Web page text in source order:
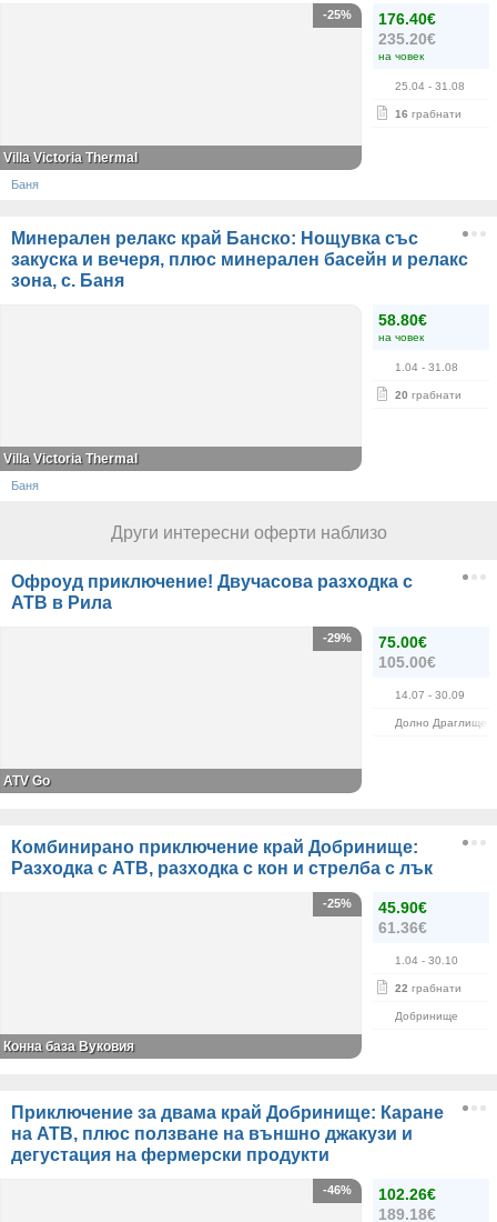
176.40€
235.20€
на човек
25.04 - 31.08
16 грабнати
-25%
Villa Victoria Thermal
Баня
Минерален релакс край Банско: Нощувка със
закуска и вечеря, плюс минерален басейн и релакс
зона, с. Баня
58.80€
на човек
1.04 - 31.08
20 грабнати
Villa Victoria Thermal
Баня
Други интересни оферти наблизо
Офроуд приключение! Двучасова разходка с
АТВ в Рила
75.00€
105.00€
14.07 - 30.09
Долно Драглище
-29%
ATV Go
Комбинирано приключение край Добринище:
Разходка с АТВ, разходка с кон и стрелба с лък
45.90€
61.36€
1.04 - 30.10
22 грабнати
Добринище
-25%
Конна база Вуковия
Приключение за двама край Добринище: Каране
на АТВ, плюс ползване на външно джакузи и
дегустация на фермерски продукти
102.26€
189.18€
-46%